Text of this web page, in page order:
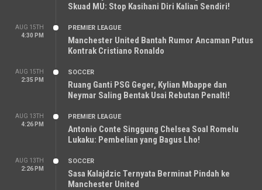
Skuad MU: Stop Kasihani Diri Kalian Sendiri!
AUG 15TH
4:30 PM
PREMIER LEAGUE
Manchester United Bantah Rumor Ancaman Putus
Kontrak Cristiano Ronaldo
AUG 15TH
2:35 PM
SOCCER
Ruang Ganti PSG Geger, Kylian Mbappe dan
Neymar Saling Bentak Usai Rebutan Penalti!
AUG 13TH
4:26 PM
PREMIER LEAGUE
Antonio Conte Singgung Chelsea Soal Romelu
Lukaku: Pembelian yang Bagus Lho!
AUG 13TH
2:26 PM
SOCCER
Sasa Kalajdzic Ternyata Berminat Pindah ke
Manchester United